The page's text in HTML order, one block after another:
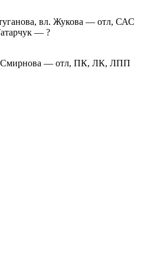
вл. Жукова — отл, САС
— ?
Смирнова — отл, ПК, ЛК, ЛПП